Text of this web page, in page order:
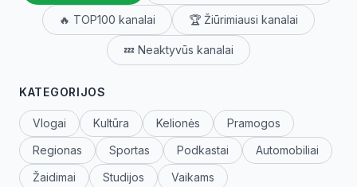
🔥 TOP100 kanalai 🏆 Žiūrimiausi kanalai
💤 Neaktyvūs kanalai
KATEGORIJOS
Vlogai Kultūra Kelionės
Pramogos
Regionas
Sportas Podkastai
Automobiliai
Žaidimai
Studijos
Vaikams